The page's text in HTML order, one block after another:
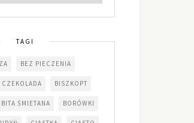
TAGI
BEZ PIECZENIA
CZEKOLADA BISZKOPT
BITA ŚMIETANA BORÓWKI